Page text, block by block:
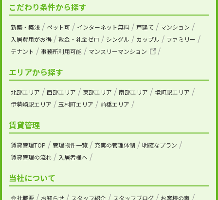
こだわり条件から探す
新築・築浅 ペット可 インターネット無料 戸建て
マンション
入居費用がお得
敷金・礼金ゼロ シングル カップル
ファミリー
テナント
事務所利用可能 マンスリーマンション
エリアから探す
北部エリア 西部エリア 東部エリア 南部エリア
境町駅エリア
伊勢崎駅エリア
玉村町エリア 前橋エリア
賃貸管理
賃貸管理TOP 管理物件一覧 充実の管理体制
明確なプラン
賃貸管理の流れ
入居者様へ
当社について
会社概要 お知らせ スタッフ紹介 スタッフブログ お客様の声